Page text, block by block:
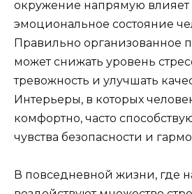
окружение напрямую влияет
эмоциональное состояние
Правильно организованное
может снижать уровень
тревожность и улучшать
Интерьеры, в которых
комфортно, часто
чувства безопасности и
В повседневной жизни, где